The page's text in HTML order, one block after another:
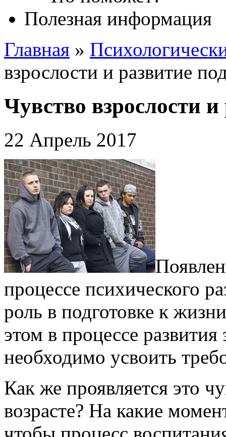
Полезная информация
Главная »
взрослости и развитие
Чувство взрослости
22 Апрель 2017
процессе психического
роль в подготовке к
этом в процессе развития
необходимо усвоить
Как же проявляется это
возрасте? На какие